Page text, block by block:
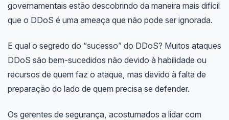
governamentais estão descobrindo da maneira mais difícil
que o DDoS é uma ameaça que não pode ser ignorada.
E qual o segredo do “sucesso” do DDoS? Muitos ataques
DDoS são bem-sucedidos não devido à habilidade ou
recursos de quem faz o ataque, mas devido à falta de
preparação do lado de quem precisa se defender.
Os gerentes de segurança, acostumados a lidar com